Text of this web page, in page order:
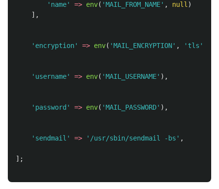
'name'
=> env( 'MAIL_FROM_NAME' , null )
],
'encryption' => env( 'MAIL_ENCRYPTION' , 'tls'
'username' => env( 'MAIL_USERNAME' ),
'password' => env( 'MAIL_PASSWORD' ),
'sendmail' => '/usr/sbin/sendmail -bs' ,
];